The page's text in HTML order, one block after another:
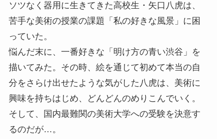
ソツなく器用に生きてきた高校生・矢口八虎は、
苦手な美術の授業の課題「私の好きな風景」に困
っていた。
悩んだ末に、一番好きな「明け方の青い渋谷」を
描いてみた。その時、絵を通じて初めて本当の自
分をさらけ出せたような気がした八虎は、美術に
興味を持ちはじめ、どんどんのめりこんでいく。
そして、国内最難関の美術大学への受験を決意す
るのだが…。